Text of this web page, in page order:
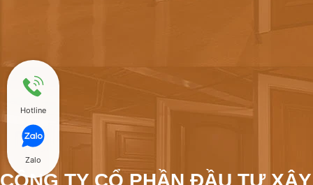
CÔNG TY CỔ PHẦN ĐẦU TƯ XÂY
Hotline
Zalo